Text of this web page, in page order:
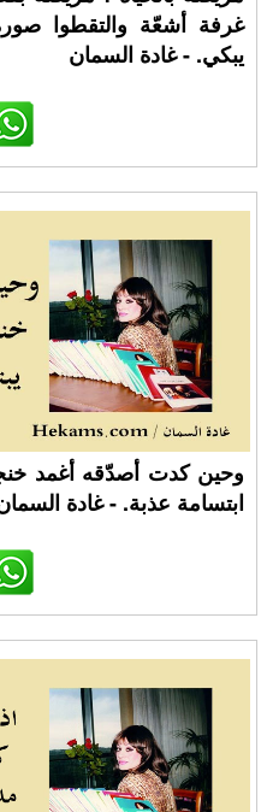
غرفة أشعّة والتقطوا
يبكي. - غادة السمان
وحين كدت أصدّقه أغمد
ابتسامة عذبة. - غادة